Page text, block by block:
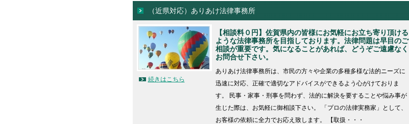
（近県対応）ありあけ法律事務所
【相談料０円】佐賀県内の皆様にお気軽にお立ち寄り頂ける
ような法律事務所を目指しております。法律問題は早目のご
相談が重要です。気になることがあれば、どうぞご遠慮なく
お問合せ下さい。
ありあけ法律事務所は、市民の方々や企業の多種多様な法的ニーズに
迅速に対応、正確で適切なアドバイスができるよう心がけておりま
す。 民事・家事・刑事を問わず、法的に解決を要することや悩み事が
生じた際は、お気軽に御相談下さい。 「プロの法律実務家」として、
お客様の依頼に全力でお応え致します。 【取扱・・・
続きはこちら